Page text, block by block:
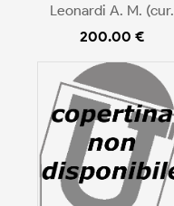
Leonardi A. M. (cur.
200.00 €